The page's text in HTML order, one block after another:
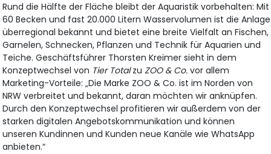
Rund die Hälfte der Fläche bleibt der Aquaristik vorbehalten: Mit
60 Becken und fast 20.000 Litern Wasservolumen ist die Anlage
überregional bekannt und bietet eine breite Vielfalt an Fischen,
Garnelen, Schnecken, Pflanzen und Technik für Aquarien und
Teiche. Geschäftsführer Thorsten Kreimer sieht in dem
Konzeptwechsel von Tier TotalzuZOO & Co. vor allem
Marketing-Vorteile: „Die Marke ZOO & Co. ist im Norden von
NRW verbreitet und bekannt, daran möchten wir anknüpfen.
Durch den Konzeptwechsel profitieren wir außerdem von der
starken digitalen Angebotskommunikation und können
unseren Kundinnen und Kunden neue Kanäle wie WhatsApp
anbieten.“